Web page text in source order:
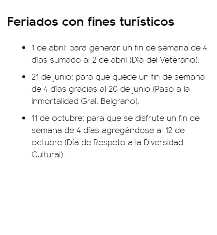
Feriados con fines turísticos
1 de abril: para generar un fin de semana de 4
días sumado al 2 de abril (Día del Veterano).
21 de junio: para que quede un fin de semana
de 4 días gracias al 20 de junio (Paso a la
Inmortalidad Gral. Belgrano).
11 de octubre: para que se disfrute un fin de
semana de 4 días agregándose al 12 de
octubre (Día de Respeto a la Diversidad
Cultural).